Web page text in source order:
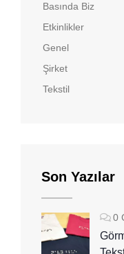
Basında Biz
Etkinlikler
Genel
Şirket
Tekstil
Son Yazılar
0